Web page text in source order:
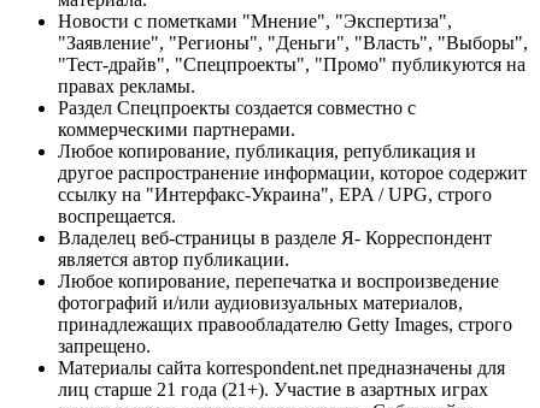
Новости с пометками "Мнение", "Экспертиза",
"Заявление", "Регионы", "Деньги", "Власть", "Выборы",
"Тест-драйв", "Спецпроекты", "Промо" публикуются на
правах рекламы.
Раздел Спецпроекты создается совместно с
коммерческими партнерами.
Любое копирование, публикация, републикация и
другое распространение информации, которое содержит
ссылку на "Интерфакс-Украина", EPA / UPG, строго
воспрещается.
Владелец веб-страницы в разделе Я- Корреспондент
является автор публикации.
Любое копирование, перепечатка и воспроизведение
фотографий и/или аудиовизуальных материалов,
принадлежащих правообладателю Getty Images, строго
запрещено.
Материалы сайта korrespondent.net предназначены для
лиц старше 21 года (21+). Участие в азартных играх